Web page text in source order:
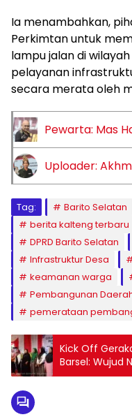
Ia menambahkan,
Perkimtan untuk
lampu jalan di
pelayanan
secara merata oleh
Pewarta: Mas
Uploader:
Tag: Barito Selatan
berita kalteng terbaru
DPRD Barito Selatan
Infrastruktur Desa
keamanan warga
Pembangunan
pemerataan
Kick Off
Barsel: Wujud
Rakyat